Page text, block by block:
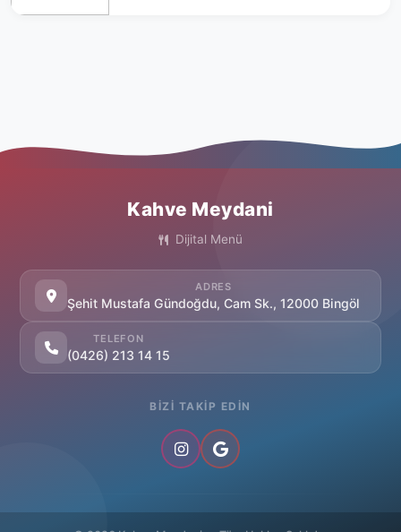
Kahve Meydani
Dijital Menü
ADRES
Şehit Mustafa Gündoğdu, Cam Sk., 12000 Bingöl
TELEFON
(0426) 213 14 15
BIZI TAKIP EDIN